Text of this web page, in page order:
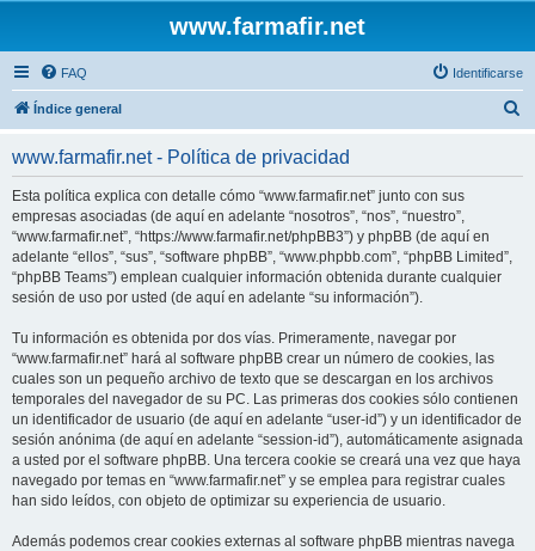
www.farmafir.net
FAQ Identificarse
Índice general
www.farmafir.net - Política de privacidad
Esta política explica con detalle cómo “www.farmafir.net” junto con sus
empresas asociadas (de aquí en adelante “nosotros”, “nos”, “nuestro”,
“www.farmafir.net”, “https://www.farmafir.net/phpBB3”) y phpBB (de aquí en
adelante “ellos”, “sus”, “software phpBB”, “www.phpbb.com”, “phpBB Limited”,
“phpBB Teams”) emplean cualquier información obtenida durante cualquier
sesión de uso por usted (de aquí en adelante “su información”).
Tu información es obtenida por dos vías. Primeramente, navegar por
“www.farmafir.net” hará al software phpBB crear un número de cookies, las
cuales son un pequeño archivo de texto que se descargan en los archivos
temporales del navegador de su PC. Las primeras dos cookies sólo contienen
un identificador de usuario (de aquí en adelante “user-id”) y un identificador de
sesión anónima (de aquí en adelante “session-id”), automáticamente asignada
a usted por el software phpBB. Una tercera cookie se creará una vez que haya
navegado por temas en “www.farmafir.net” y se emplea para registrar cuales
han sido leídos, con objeto de optimizar su experiencia de usuario.
Además podemos crear cookies externas al software phpBB mientras navega